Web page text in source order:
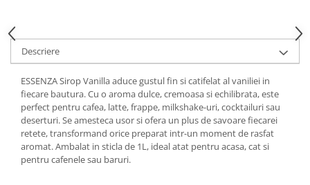
Descriere
ESSENZA Sirop Vanilla aduce gustul fin si catifelat al vaniliei in
fiecare bautura. Cu o aroma dulce, cremoasa si echilibrata, este
perfect pentru cafea, latte, frappe, milkshake-uri, cocktailuri sau
deserturi. Se amesteca usor si ofera un plus de savoare fiecarei
retete, transformand orice preparat intr-un moment de rasfat
aromat. Ambalat in sticla de 1L, ideal atat pentru acasa, cat si
pentru cafenele sau baruri.